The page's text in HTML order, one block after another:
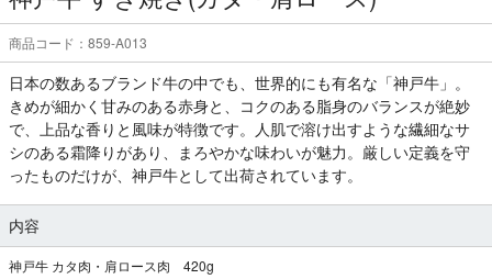
商品コード：859-A013
日本の数あるブランド牛の中でも、世界的にも有名な「神戸牛」。
きめが細かく甘みのある赤身と、コクのある脂身のバランスが絶妙
で、上品な香りと風味が特徴です。人肌で溶け出すような繊細なサ
シのある霜降りがあり、まろやかな味わいが魅力。厳しい定義を守
ったものだけが、神戸牛として出荷されています。
内容
神戸牛 カタ肉・肩ロース肉 420g